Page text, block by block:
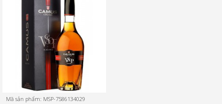
Mã sản phẩm: MSP-7586134029